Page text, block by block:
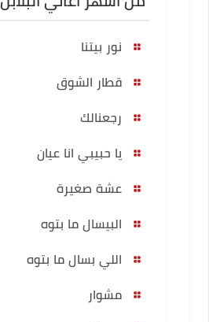
نور بيتنا
قطار الشوق
رجعنالك
يا حبيبي انا عيان
عشة صغيرة
البيسال ما بتوه
اللي بسال ما بتوه
مشوار